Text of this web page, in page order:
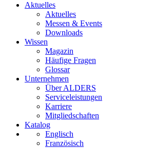
Aktuelles
Aktuelles
Messen & Events
Downloads
Wissen
Magazin
Häufige Fragen
Glossar
Unternehmen
Über ALDERS
Serviceleistungen
Karriere
Mitgliedschaften
Katalog
Englisch
Französisch